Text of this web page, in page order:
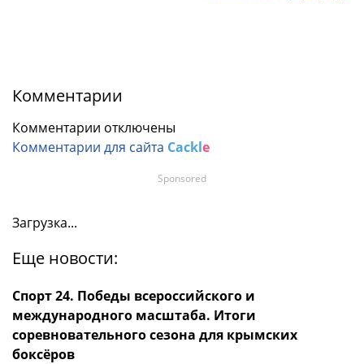
Комментарии
Комментарии отключены
Комментарии для сайта Cackle
Загрузка...
Еще новости:
Спорт 24. Победы всероссийского и
международного масштаба. Итоги
соревновательного сезона для крымских
боксёров
Sponsored